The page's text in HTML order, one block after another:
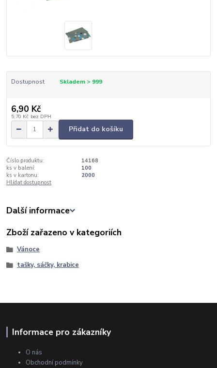
Dostupnost Skladem > 999
6,90 Kč
5,70 Kč bez DPH
Přidat do košíku
Číslo produktu:
14168
ks v balení:
100
ks v kartonu:
2000
Hlídat dostupnost
Další informace
Zboží zařazeno v kategoriích
Vánoce
tašky, sáčky, krabice
Informace pro zákazníky
O nás
Obchodní podmínky